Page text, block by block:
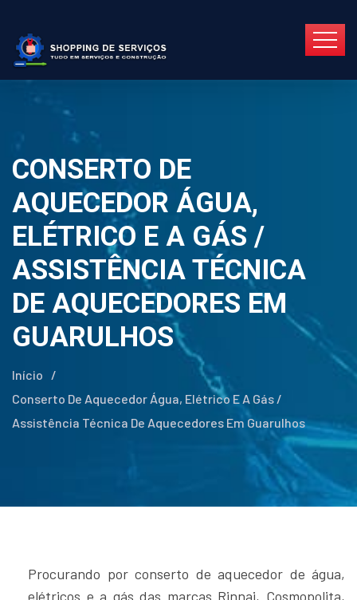
CONSERTO DE
AQUECEDOR ÁGUA,
ELÉTRICO E A GÁS /
ASSISTÊNCIA TÉCNICA
DE AQUECEDORES EM
GUARULHOS
Início
/
Conserto De Aquecedor Água, Elétrico E A Gás /
Assistência Técnica De Aquecedores Em Guarulhos
Procurando por conserto de aquecedor de água,
elétricos e a gás das marcas Rinnai, Cosmopolita,